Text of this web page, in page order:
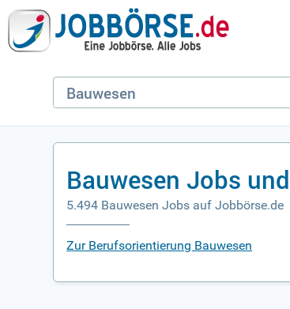
Bauwesen Jobs
5.494 Bauwesen Jobs auf Jobbörse.de
Zur Berufsorientierung Bauwesen